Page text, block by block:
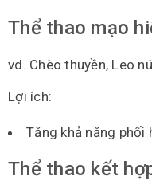
Thể thao mạo
vd. Chèo thuyền, Leo
Lợi ích:
Tăng khả năng phối
Thể thao kết